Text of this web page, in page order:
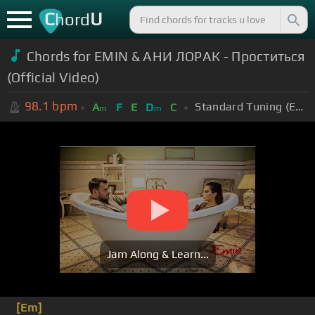
ChordU
Chords for EMIN & АНИ ЛОРАК - Проститься
(Official Video)
98.1 bpm Am F E Dm C Standard Tuning (EADGBE)
Jam Along & Learn...
[Em]